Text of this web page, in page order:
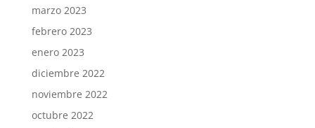
marzo 2023
febrero 2023
enero 2023
diciembre 2022
noviembre 2022
octubre 2022